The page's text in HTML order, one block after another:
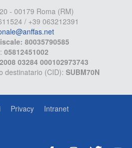
- 00179 Roma (RM)
/ +39 063212391
80035790585
05812451002
03284 000102973743
destinatario (CID): SUBM70N
Privacy Intranet